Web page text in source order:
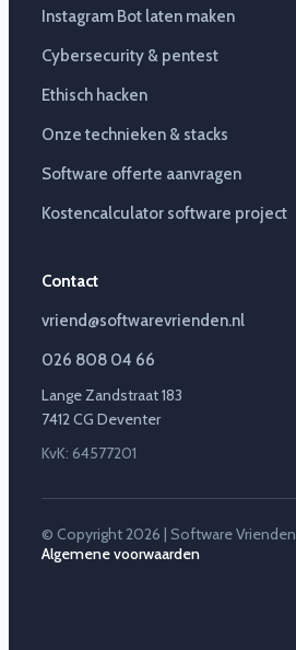
Instagram Bot laten maken
Cybersecurity & pentest
Ethisch hacken
Onze technieken & stacks
Software offerte aanvragen
Kostencalculator software project
Contact
vriend@softwarevrienden.nl
026 808 04 66
Lange Zandstraat 183
7412 CG Deventer
KvK: 64577201
© Copyright 2026 | Software Vrienden
Algemene voorwaarden